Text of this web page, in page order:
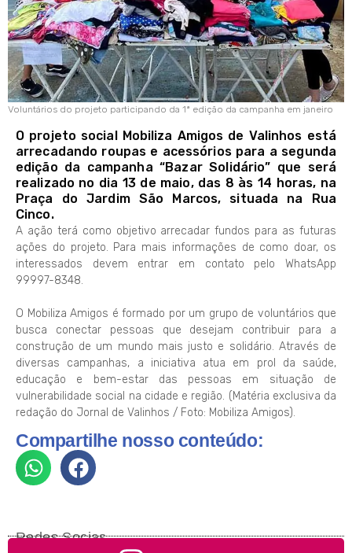
Voluntários do projeto participando da 1ª edição da campanha em janeiro
O projeto social Mobiliza Amigos de Valinhos está
arrecadando roupas e acessórios para a segunda
edição da campanha “Bazar Solidário” que será
realizado no dia 13 de maio, das 8 às 14 horas, na
Praça do Jardim São Marcos, situada na Rua
Cinco.
A ação terá como objetivo arrecadar fundos para as futuras
ações do projeto. Para mais informações de como doar, os
interessados devem entrar em contato pelo WhatsApp
99997-8348.
O Mobiliza Amigos é formado por um grupo de voluntários que
busca conectar pessoas que desejam contribuir para a
construção de um mundo mais justo e solidário. Através de
diversas campanhas, a iniciativa atua em prol da saúde,
educação e bem-estar das pessoas em situação de
vulnerabilidade social na cidade e região. (Matéria exclusiva da
redação do Jornal de Valinhos / Foto: Mobiliza Amigos).
Compartilhe nosso conteúdo:
Redes Socias